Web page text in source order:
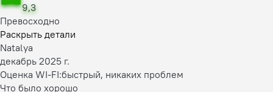
9,3
Превосходно
Раскрыть детали
Natalya
декабрь 2025 г.
Оценка WI-FI:быстрый, никаких проблем
Что было хорошо